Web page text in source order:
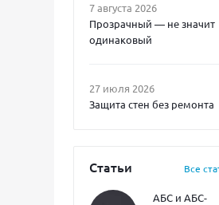
7 августа 2026
Прозрачный — не значит
одинаковый
27 июля 2026
Защита стен без ремонта
Статьи Все
АБС и АБС-